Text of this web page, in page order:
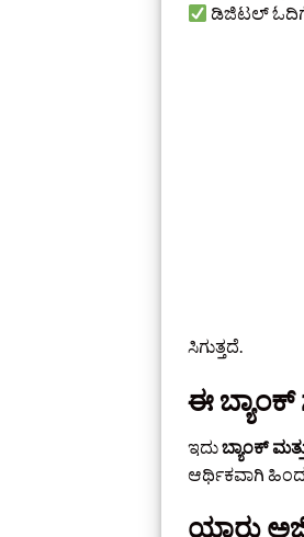
ಡಿಜಿಟಲ್
ಸಿಗುತ್ತದೆ.
ಈ ಬ್ಯಾಂಕ್
ಇದುಬ್ಯಾಂಕ್
ಆರ್ಥಿಕವಾಗಿ
ಯಾರು